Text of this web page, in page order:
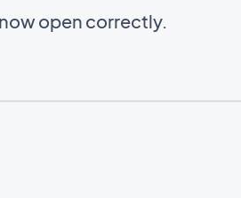
open correctly.